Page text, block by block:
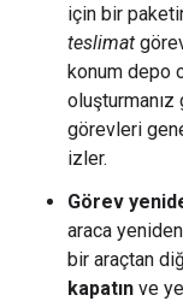
için bir
teslimat
konum depo
görevleri
izler.
Görev
araca
bir araçtan
kapatın ve